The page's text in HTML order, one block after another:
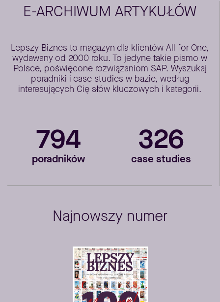
E-ARCHIWUM ARTYKUŁÓW
Lepszy Biznes to magazyn dla klientów All for One,
wydawany od 2000 roku. To jedyne takie pismo w
Polsce, poświęcone rozwiązaniom SAP. Wyszukaj
poradniki i case studies w bazie, według
interesujących Cię słów kluczowych i kategorii.
794
poradników
326
case studies
Najnowszy numer